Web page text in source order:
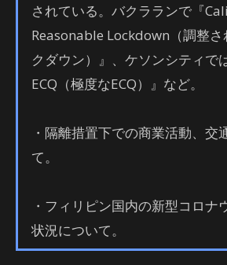
されている。バクラランで『
Reasonable Lockdown（調整さ
クダウン）』、ケソンシティで
ECQ（極度なECQ）』など。
・隔離措置下での商業活動、交
て。
・フィリピン国内の新型コロナ
状況について。